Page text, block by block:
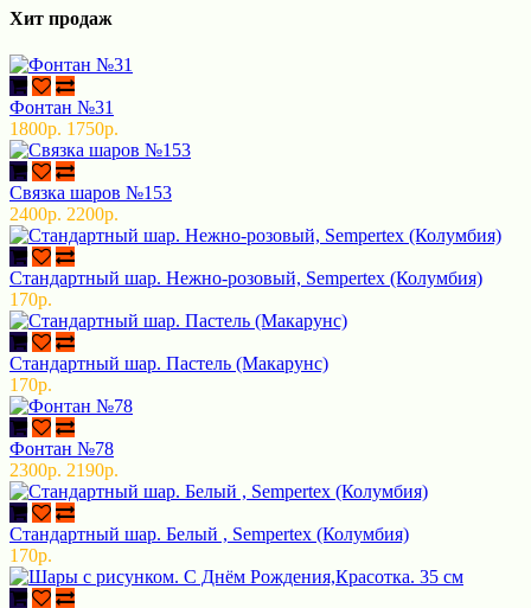
Хит продаж
Фонтан №31
1800р. 1750р.
Связка шаров №153
2400р. 2200р.
Стандартный шар. Нежно-розовый, Sempertex (Колумбия)
170р.
Стандартный шар. Пастель (Макарунс)
170р.
Фонтан №78
2300р. 2190р.
Стандартный шар. Белый , Sempertex (Колумбия)
170р.